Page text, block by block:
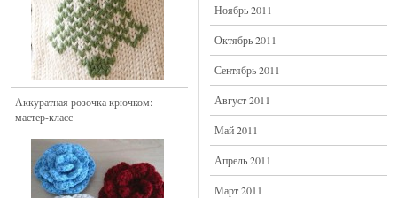
Аккуратная розочка крючком:
мастер-класс
Ноябрь 2011
Октябрь 2011
Сентябрь 2011
Август 2011
Май 2011
Апрель 2011
Март 2011